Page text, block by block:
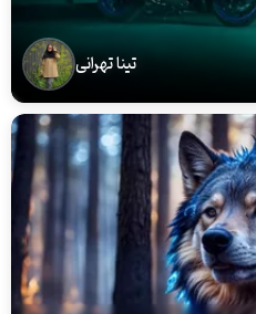
تینا تهرانی